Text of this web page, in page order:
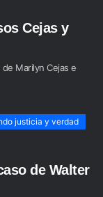
Cejas y
Marilyn Cejas e
justicia y verdad
de Walter